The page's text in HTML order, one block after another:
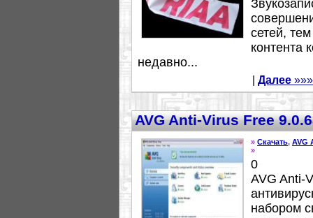
сетей,
контента
недавно...
Далее »»»
AVG Anti-Virus Free
» Скачать, AVG
»
0
AVG Anti-
набором